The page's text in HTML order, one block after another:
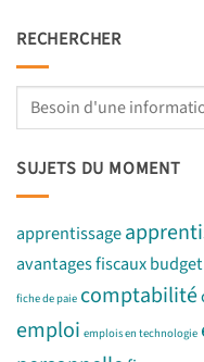
RECHERCHER
SUJETS DU MOMENT
apprentissage
avantages fiscauxbudget
fiche de paie comptabilité
emploi emplois en technologie